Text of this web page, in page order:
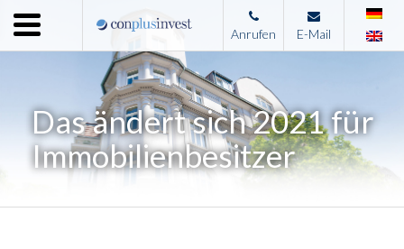
Menu
Home
Leistungen
Immobilienangebote
Anrufen E-Mail
Das ändert sich 2021 für
Immobilienbesitzer